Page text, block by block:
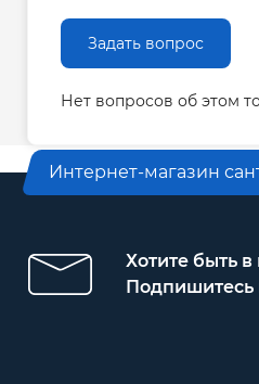
Задать вопрос
Нет вопросов об этом
Интернет-магазин
Хотите быть
Подпишитесь